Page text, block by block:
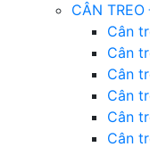
CÂN
Cân
Cân
Cân
Cân
Cân
Cân